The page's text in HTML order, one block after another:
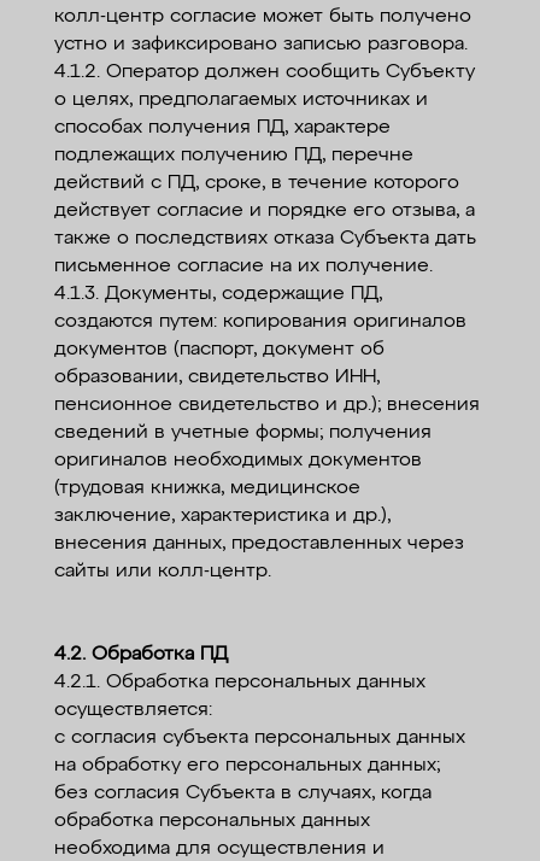
колл-центр согласие может быть получено
устно и зафиксировано записью разговора.
4.1.2. Оператор должен сообщить Субъекту
о целях, предполагаемых источниках и
способах получения ПД, характере
подлежащих получению ПД, перечне
действий с ПД, сроке, в течение которого
действует согласие и порядке его отзыва, а
также о последствиях отказа Субъекта дать
письменное согласие на их получение.
4.1.3. Документы, содержащие ПД,
создаются путем: копирования оригиналов
документов (паспорт, документ об
образовании, свидетельство ИНН,
пенсионное свидетельство и др.); внесения
сведений в учетные формы; получения
оригиналов необходимых документов
(трудовая книжка, медицинское
заключение, характеристика и др.),
внесения данных, предоставленных через
сайты или колл-центр.
4.2. Обработка ПД
4.2.1. Обработка персональных данных
осуществляется:
с согласия субъекта персональных данных
на обработку его персональных данных;
без согласия Субъекта в случаях, когда
обработка персональных данных
необходима для осуществления и